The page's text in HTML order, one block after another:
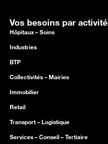
Vos besoins par activité
Hôpitaux – Soins
Industries
BTP
Collectivités – Mairies
Immobilier
Retail
Transport – Logistique
Services – Conseil – Tertiaire